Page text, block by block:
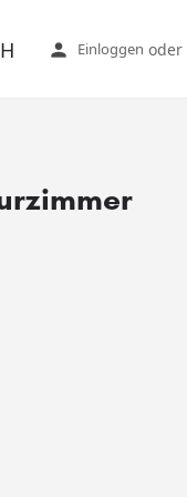
Einloggen oder